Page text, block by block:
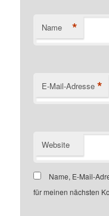
Name *
E-Mail-Adresse *
Website
Name, E-Mail-
für meinen nächsten